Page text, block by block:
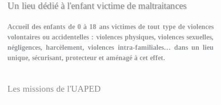
Un lieu dédié à l'enfant victime de maltraitances
Accueil des enfants de 0 à 18 ans victimes de tout type de violences
volontaires ou accidentelles : violences physiques, violences sexuelles,
négligences, harcèlement, violences intra-familiales… dans un lieu
unique, sécurisant, protecteur et aménagé à cet effet.
Les missions de l'UAPED